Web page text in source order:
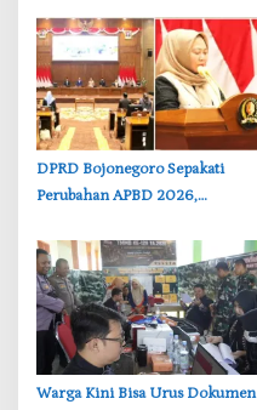
‎DPRD Bojonegoro Sepakati
Perubahan APBD 2026,
Pendidikan Bertambah
‎Warga Kini Bisa Urus Dokumen